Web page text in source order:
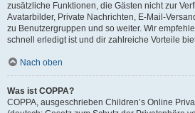
zusätzliche Funktionen, die Gästen nicht zur
Avatarbilder, Private Nachrichten, E-Mail-
zu Benutzergruppen und so weiter. Wir
schnell erledigt ist und dir zahlreiche Vorteile
Nach oben
Was ist COPPA?
COPPA, ausgeschrieben Children’s Online